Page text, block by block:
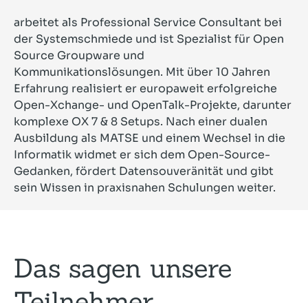
arbeitet als Professional Service Consultant bei
der Systemschmiede und ist Spezialist für Open
Source Groupware und
Kommunikationslösungen. Mit über 10 Jahren
Erfahrung realisiert er europaweit erfolgreiche
Open-Xchange- und OpenTalk-Projekte, darunter
komplexe OX 7 & 8 Setups. Nach einer dualen
Ausbildung als MATSE und einem Wechsel in die
Informatik widmet er sich dem Open-Source-
Gedanken, fördert Datensouveränität und gibt
sein Wissen in praxisnahen Schulungen weiter.
Das sagen unsere